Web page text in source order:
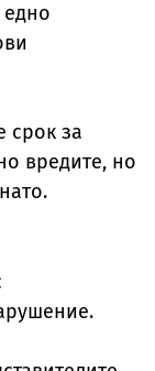
срок за
вредите, но